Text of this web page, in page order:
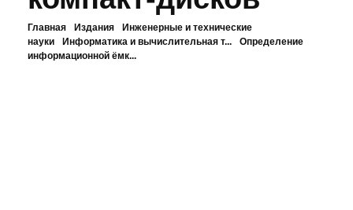
Главная Издания
Инженерные и технические
науки
Информатика и вычислительная т...
Определение
информационной ёмк...